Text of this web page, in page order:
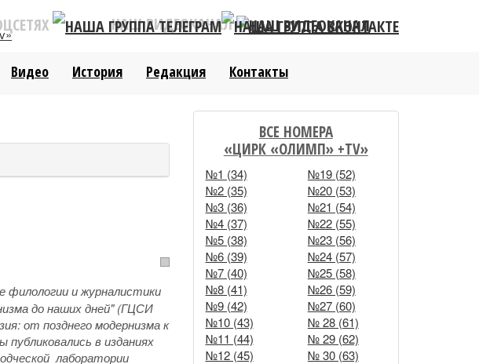
НАШ ВИДЕОКАНАЛ
Видео История Редакция Контакты
и журналистики
до наших дней" (ГЦСИ
от позднего модернизма к
в изданиях
лаборатории
ВСЕ НОМЕРА
«ЦИРК «ОЛИМП» +TV»
№1 (34)
№2 (35)
№3 (36)
№4 (37)
№5 (38)
№6 (39)
№7 (40)
№8 (41)
№9 (42)
№10 (43)
№11 (44)
№12 (45)
№19 (52)
№20 (53)
№21 (54)
№22 (55)
№23 (56)
№24 (57)
№25 (58)
№26 (59)
№27 (60)
№ 28 (61)
№ 29 (62)
№ 30 (63)